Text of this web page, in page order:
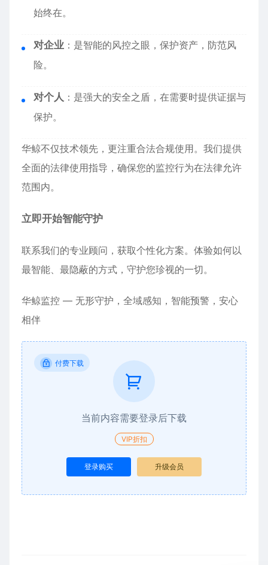
始终在。
对企业 ：是智能的风控之眼，保护资产，防范风
险。
对个人 ：是强大的安全之盾，在需要时提供证据与
保护。
华鲸不仅技术领先，更注重合法合规使用。我们提供
全面的法律使用指导，确保您的监控行为在法律允许
范围内。
立即开始智能守护
联系我们的专业顾问，获取个性化方案。体验如何以
最智能、最隐蔽的方式，守护您珍视的一切。
华鲸监控 — 无形守护，全域感知，智能预警，安心
相伴
付费下载
当前内容需要登录后下载
VIP折扣
登录购买 升级会员